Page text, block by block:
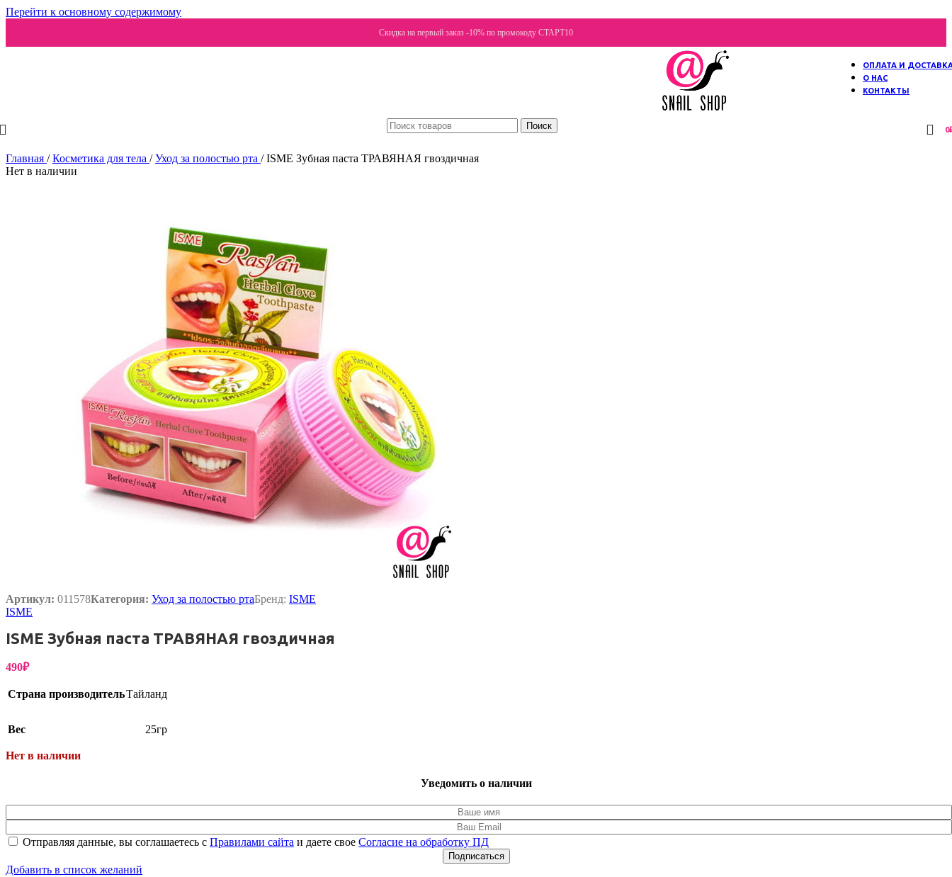
Перейти к основному содержимому
Скидка на первый заказ -10% по промокоду СТАРТ10
ОПЛАТА И
О НАС
КОНТАКТЫ
Поиск 0
Главная / Косметика для тела / Уход за полостью рта / ISME Зубная паста ТРАВЯНАЯ гвоздичная
Нет в наличии
Артикул: 011578Категория: Уход за полостью ртаБренд: ISME
ISME
ISME Зубная паста ТРАВЯНАЯ гвоздичная
490₽
Страна производительТайланд
Вес 25гр
Нет в наличии
Уведомить о наличии
Отправляя данные, вы соглашаетесь с Правилами сайта и даете свое Согласие на обработку ПД
Подписаться
Добавить в список желаний